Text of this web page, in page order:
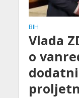
BIH
Vlada
o